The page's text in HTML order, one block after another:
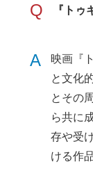
Q 『ト
A
映画『
と文化
とその
ら共に
存や受
ける作